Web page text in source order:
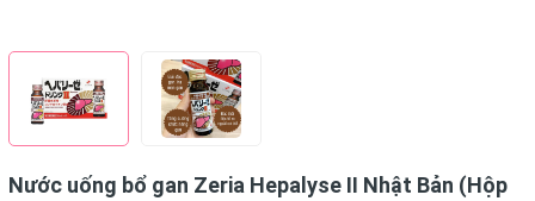
Nước uống bổ gan Zeria Hepalyse II Nhật Bản (Hộp